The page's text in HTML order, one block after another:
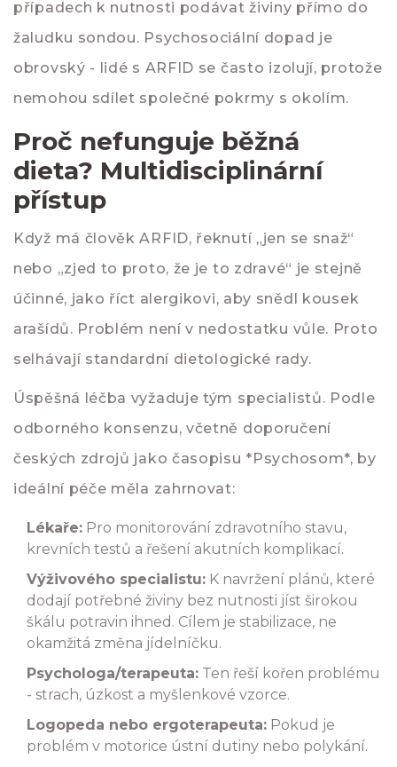
případech k nutnosti podávat živiny přímo do
žaludku sondou. Psychosociální dopad je
obrovský - lidé s ARFID se často izolují, protože
nemohou sdílet společné pokrmy s okolím.
Proč nefunguje běžná
dieta? Multidisciplinární
přístup
Když má člověk ARFID, řeknutí „jen se snaž“
nebo „zjed to proto, že je to zdravé“ je stejně
účinné, jako říct alergikovi, aby snědl kousek
arašídů. Problém není v nedostatku vůle. Proto
selhávají standardní dietologické rady.
Úspěšná léčba vyžaduje tým specialistů. Podle
odborného konsenzu, včetně doporučení
českých zdrojů jako časopisu *Psychosom*, by
ideální péče měla zahrnovat:
Lékaře: Pro monitorování zdravotního stavu,
krevních testů a řešení akutních komplikací.
Výživového specialistu: K navržení plánů, které
dodají potřebné živiny bez nutnosti jíst širokou
škálu potravin ihned. Cílem je stabilizace, ne
okamžitá změna jídelníčku.
Psychologa/terapeuta: Ten řeší kořen problému
- strach, úzkost a myšlenkové vzorce.
Logopeda nebo ergoterapeuta: Pokud je
problém v motorice ústní dutiny nebo polykání.